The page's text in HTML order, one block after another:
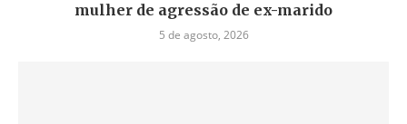
mulher de agressão de ex-marido
5 de agosto, 2026